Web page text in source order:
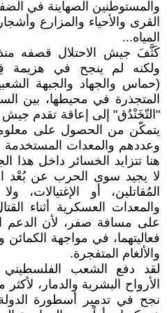
والمستوطنين الصهاينة في
القرى والأحياء والمزارع
المياه...
كَثَّفَ جيش الاحتلال قصفه
ولكنه لم ينجح في هزيمة
(حماس والجهاد والجبهة
المتجذرة في محيطها، بين
"التّخَنْدُق" إلى إعاقة تقدم جيش
يتمكّن من الحصول على
وعددهم والمعدات المستخدمة
هنا تتزايد الخسائر داخل هذا
لا يجيد سوى الحرب عن بُعْد
المُقاتلين، أو الإغتيالات،
والمعدات العسكرية أثناء
على مسافة صفر، لأن الدعم
فعاليتهما، في مواجهة الكمائن
والألغام المتفجرة.
لقد دفع الشعب الفلسطيني
الأرواح البشرية والدمار،
نجح في تدمير أسطورة الدولة